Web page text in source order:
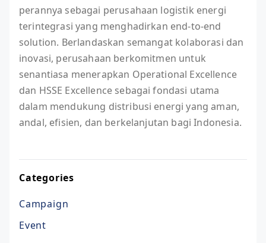
perannya sebagai perusahaan logistik energi
terintegrasi yang menghadirkan end-to-end
solution. Berlandaskan semangat kolaborasi dan
inovasi, perusahaan berkomitmen untuk
senantiasa menerapkan Operational Excellence
dan HSSE Excellence sebagai fondasi utama
dalam mendukung distribusi energi yang aman,
andal, efisien, dan berkelanjutan bagi Indonesia.
Categories
Campaign
Event